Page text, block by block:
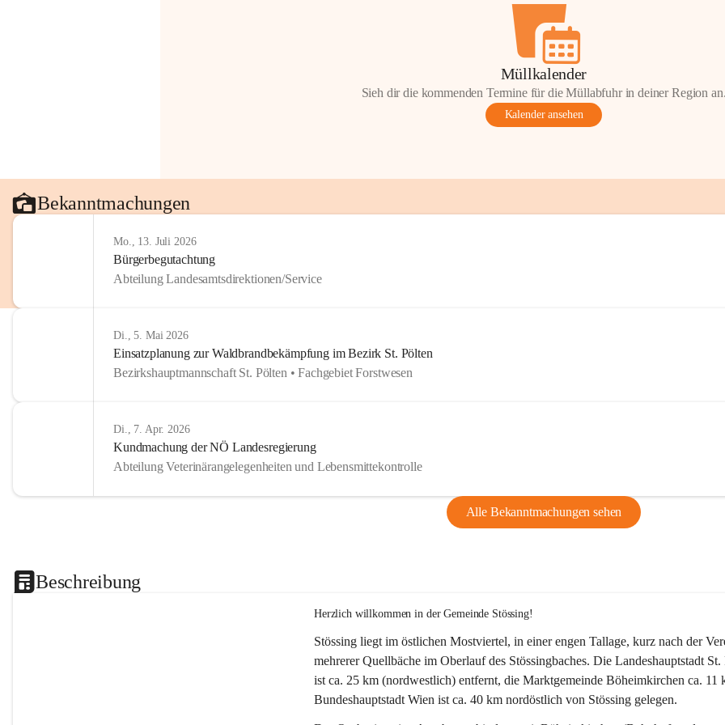
Müllkalender
Sieh dir die kommenden Termine für die Müllabfuhr in deiner Region
Kalender ansehen
Bekanntmachungen
Mo., 13. Juli 2026
Bürgerbegutachtung
Abteilung Landesamtsdirektionen/Service
Di., 5. Mai 2026
Einsatzplanung zur Waldbrandbekämpfung im Bezirk St. Pölten
Bezirkshauptmannschaft St. Pölten • Fachgebiet Forstwesen
Di., 7. Apr. 2026
Kundmachung der NÖ Landesregierung
Abteilung Veterinärangelegenheiten und Lebensmittekontrolle
Alle Bekanntmachungen sehen
Beschreibung
Herzlich willkommen in der Gemeinde Stössing!
Stössing liegt im östlichen Mostviertel, in einer engen Tallage, kurz nach der
mehrerer Quellbäche im Oberlauf des Stössingbaches. Die Landeshauptstadt
ist ca. 25 km (nordwestlich) entfernt, die Marktgemeinde Böheimkirchen ca.
Bundeshauptstadt Wien ist ca. 40 km nordöstlich von Stössing gelegen.